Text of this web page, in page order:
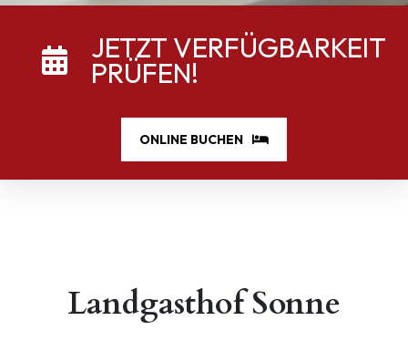
JETZT VERFÜGBARKEIT
PRÜFEN!
ONLINE BUCHEN
Landgasthof Sonne